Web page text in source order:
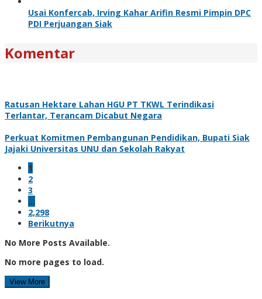
Usai Konfercab, Irving Kahar Arifin Resmi Pimpin DPC
PDI Perjuangan Siak
Komentar
Ratusan Hektare Lahan HGU PT TKWL Terindikasi
Terlantar, Terancam Dicabut Negara
Perkuat Komitmen Pembangunan Pendidikan, Bupati Siak
Jajaki Universitas UNU dan Sekolah Rakyat
1
2
3
…
2,298
Berikutnya
No More Posts Available.
No more pages to load.
View More